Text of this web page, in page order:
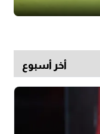
أخر أسبوع